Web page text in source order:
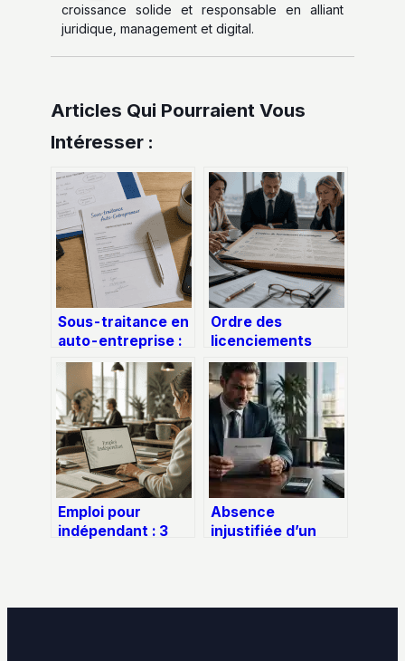
croissance solide et responsable en alliant
juridique, management et digital.
Articles Qui Pourraient Vous
Intéresser :
Sous-traitance en
auto-entreprise :
les risques fiscaux
et comment
sécuriser vos
contrats
Ordre des
licenciements
économiques :
comment
l’employeur doit-il
départager ses
salariés ?
Emploi pour
indépendant : 3
prospecter à froid
Absence
injustifiée d’un